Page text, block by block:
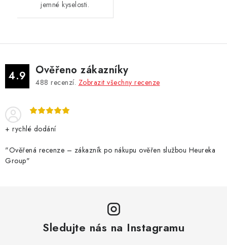
jemné kyselosti.
4.9 Ověřeno zákazníky
488 recenzí. Zobrazit všechny recenze
+ rychlé dodání
"Ověřená recenze – zákazník po nákupu ověřen službou Heureka
Group"
Sledujte nás na Instagramu